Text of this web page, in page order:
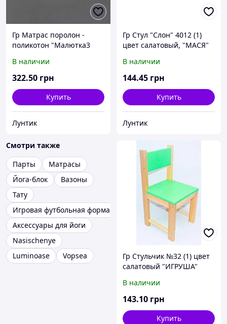
Гр Матрас поролон -
поликотон "Малютка3
салатовый (1) - ТМ АЛЕКС
В наличии
322.50 грн
Купить
Лунтик
Гр Стул "Слон" 4012 (1)
цвет салатовый, "МАСЯ"
В наличии
144.45 грн
Купить
Лунтик
Смотри также
Парты
Матрасы
Йога-блок
Вазоны
Тату
Игровая футбольная форма
Аксессуары для йоги
Nasischenye
Luminoase
Vopsea
Гр Стульчик №32 (1) цвет
салатовый "ИГРУША"
В наличии
143.10 грн
Купить